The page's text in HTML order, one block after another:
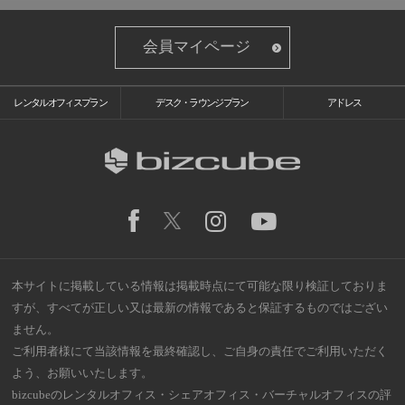
会員マイページ
レンタルオフィスプラン デスク・ラウンジプラン アドレス
本サイトに掲載している情報は掲載時点にて可能な限り検証しておりま
すが、すべてが正しい又は最新の情報であると保証するものではござい
ません。
ご利用者様にて当該情報を最終確認し、ご自身の責任でご利用いただく
よう、お願いいたします。
bizcubeのレンタルオフィス・シェアオフィス・バーチャルオフィスの評